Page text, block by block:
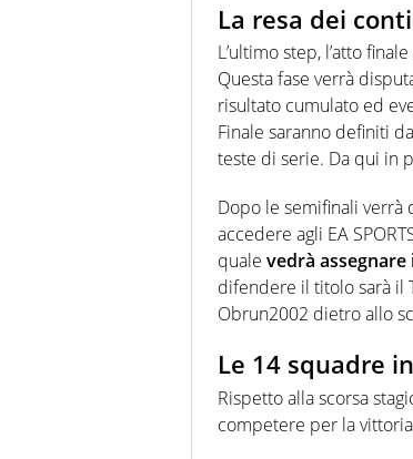
La resa dei
L’ultimo step, l’atto
Questa fase verrà
risultato cumulato ed
Finale saranno definiti
teste di serie. Da qui in
Dopo le semifinali verrà
accedere agli EA
quale vedrà assegnare
difendere il titolo sarà il
Obrun2002 dietro allo
Le 14 squadre
Rispetto alla scorsa
competere per la